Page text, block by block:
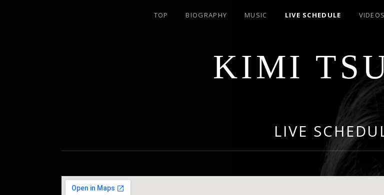
KIMI
TOP BIOGRAPHY MUSIC LIVE SCHEDULE VIDEOS
LIVE